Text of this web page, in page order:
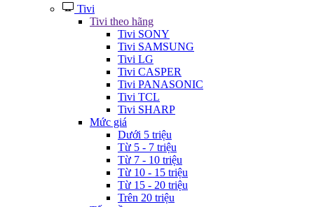
Tivi
Tivi theo hãng
Tivi SONY
Tivi SAMSUNG
Tivi LG
Tivi CASPER
Tivi PANASONIC
Tivi TCL
Tivi SHARP
Mức giá
Dưới 5 triệu
Từ 5 - 7 triệu
Từ 7 - 10 triệu
Từ 10 - 15 triệu
Từ 15 - 20 triệu
Trên 20 triệu